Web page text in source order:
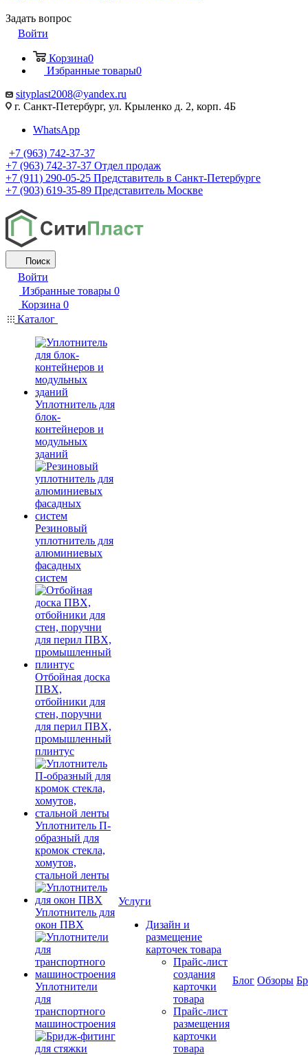
Задать вопрос
Войти
Корзина0
Избранные товары0
sityplast2008@yandex.ru
г. Санкт-Петербург, ул. Крыленко д. 2, корп. 4Б
WhatsApp
+7 (963) 742-37-37
+7 (963) 742-37-37 Отдел продаж
+7 (911) 290-05-25 Представитель в Санкт-Петербурге
+7 (903) 619-35-89 Представитель Москве
Поиск
Войти
Избранные товары 0
Корзина 0
Каталог
Уплотнитель для
блок-
контейнеров и
модульных
зданий
Резиновый
уплотнитель для
алюминиевых
фасадных
систем
Отбойная доска
ПВХ,
отбойники для
стен, поручни
для перил ПВХ,
промышленный
плинтус
Уплотнитель П-
образный для
кромок стекла,
хомутов,
стальной ленты
Уплотнитель для
окон ПВХ
Уплотнители
для
транспортного
машиностроения
Услуги
Дизайн и
размещение
карточек товара
Прайс-лист
создания
карточки
товара
Прайс-лист
размещения
карточки
товара
Блог Обзоры